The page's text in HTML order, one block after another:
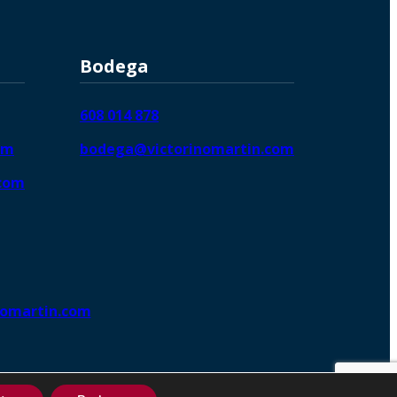
Bodega
608 014 878
bodega@victorinomartin.com
DigitalGrowthⓇ